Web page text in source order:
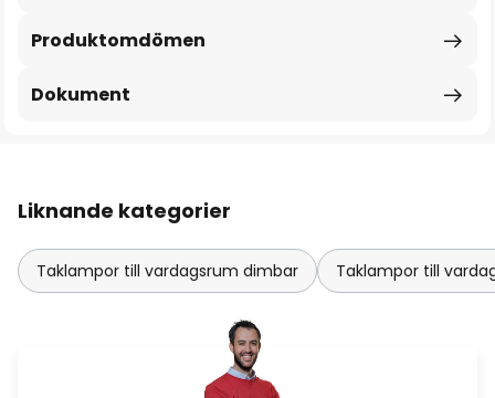
Produktomdömen
Dokument
Liknande kategorier
Taklampor till vardagsrum dimbar Taklampor till